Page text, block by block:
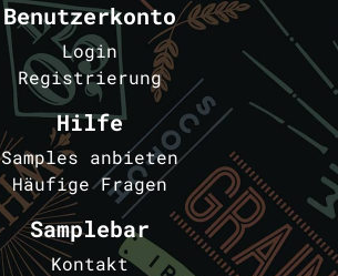
Benutzerkonto
Login
Registrierung
Hilfe
Samples anbieten
Häufige Fragen
Samplebar
Kontakt